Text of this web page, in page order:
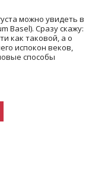
можно увидеть в
Basel). Сразу скажу:
как таковой, а о
испокон веков,
способы